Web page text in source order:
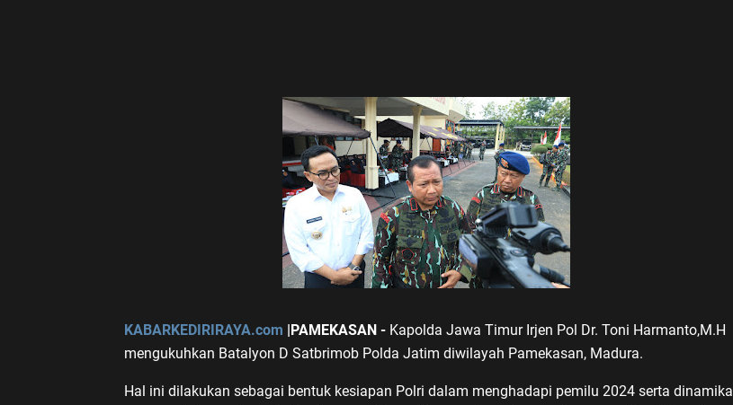
KABARKEDIRIRAYA.com |PAMEKASAN - Kapolda Jawa Timur Irjen Pol Dr. Toni Harmanto,M.H
mengukuhkan Batalyon D Satbrimob Polda Jatim diwilayah Pamekasan, Madura.
Hal ini dilakukan sebagai bentuk kesiapan Polri dalam menghadapi pemilu 2024 serta dinamika